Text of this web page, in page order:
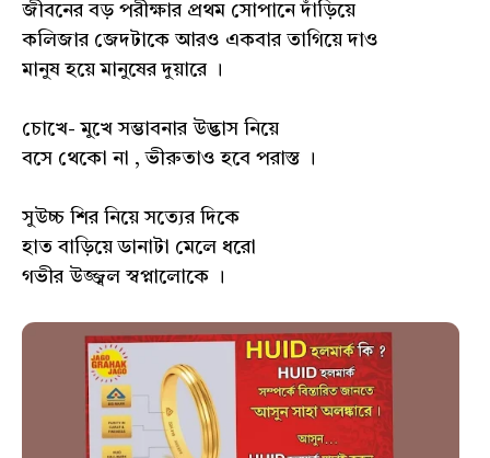
জীবনের বড় পরীক্ষার প্রথম সোপানে দাঁড়িয়ে
কলিজার জেদটাকে আরও একবার তাগিয়ে দাও
মানুষ হয়ে মানুষের দুয়ারে ।
চোখে- মুখে সম্ভাবনার উদ্ভাস নিয়ে
বসে থেকো না , ভীরুতাও হবে পরাস্ত ।
সুউচ্চ শির নিয়ে সত্যের দিকে
হাত বাড়িয়ে ডানাটা মেলে ধরো
গভীর উজ্জ্বল স্বপ্নালোকে ।